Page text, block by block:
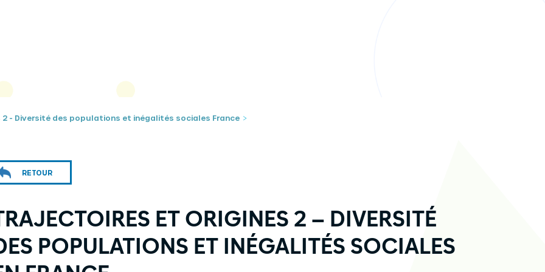
2 - Diversité des populations et inégalités sociales France >
RETOUR
ET ORIGINES 2 – DIVERSITÉ
POPULATIONS ET INÉGALITÉS SOCIALES